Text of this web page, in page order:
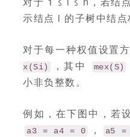
示结点 i 的子树中结点
对于每一种权值设置
x(Si)
，其中 mex(S)
小非负整数。
例如，在下图中，若
a3 = a4 = 0 ， a5 =